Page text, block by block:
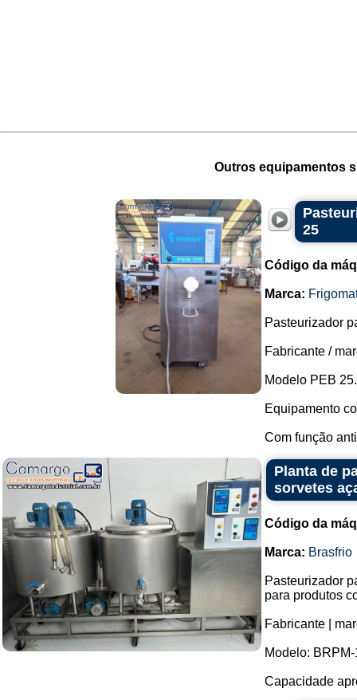
Outros equipamentos
25
Código da
Marca:
Pasteurizador
Fabricante /
Modelo PEB 25.
Equipamento
Com função
Planta de
sorvetes
Código da
Marca: Brasfrio
Pasteurizador
para produtos
Fabricante |
Modelo:
Capacidade